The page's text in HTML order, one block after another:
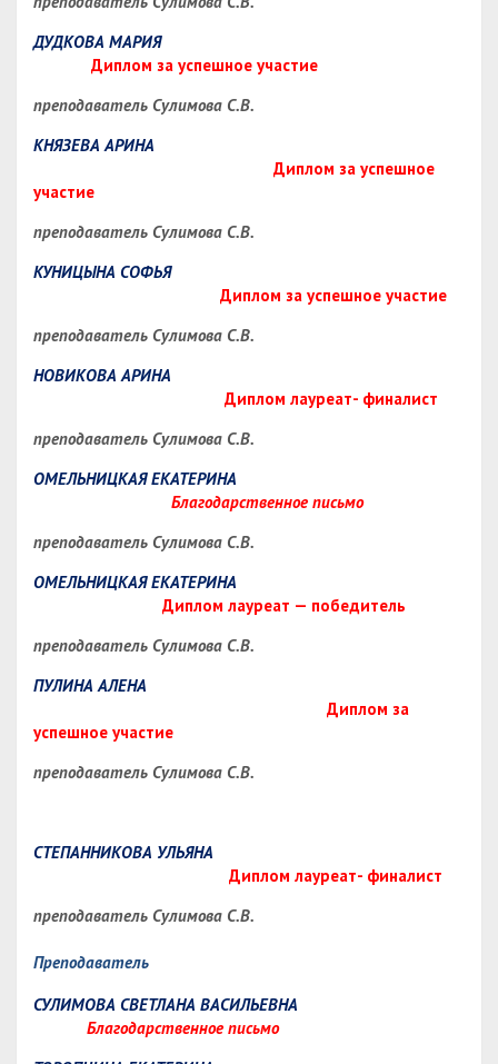
ДУДКОВА МАРИЯ
Диплом за успешное участие
преподаватель Сулимова С.В.
КНЯЗЕВА АРИНА
Диплом за успешное
участие
преподаватель Сулимова С.В.
КУНИЦЫНА СОФЬЯ
Диплом за успешное участие
преподаватель Сулимова С.В.
НОВИКОВА АРИНА
Диплом лауреат- финалист
преподаватель Сулимова С.В.
ОМЕЛЬНИЦКАЯ ЕКАТЕРИНА
Благодарственное письмо
преподаватель Сулимова С.В.
ОМЕЛЬНИЦКАЯ ЕКАТЕРИНА
Диплом лауреат — победитель
преподаватель Сулимова С.В.
ПУЛИНА АЛЕНА
Диплом за
успешное участие
преподаватель Сулимова С.В.
СТЕПАННИКОВА УЛЬЯНА
Диплом лауреат- финалист
преподаватель Сулимова С.В.
Преподаватель
СУЛИМОВА СВЕТЛАНА ВАСИЛЬЕВНА
Благодарственное письмо